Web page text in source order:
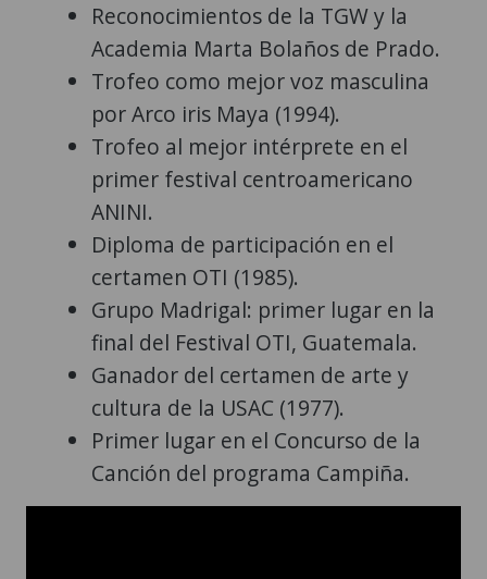
Reconocimientos de la TGW y la
Academia Marta Bolaños de Prado.
Trofeo como mejor voz masculina
por Arco iris Maya (1994).
Trofeo al mejor intérprete en el
primer festival centroamericano
ANINI.
Diploma de participación en el
certamen OTI (1985).
Grupo Madrigal: primer lugar en la
final del Festival OTI, Guatemala.
Ganador del certamen de arte y
cultura de la USAC (1977).
Primer lugar en el Concurso de la
Canción del programa Campiña.